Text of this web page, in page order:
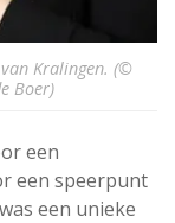
Kralingen. (©
Boer)
een
een speerpunt
een unieke